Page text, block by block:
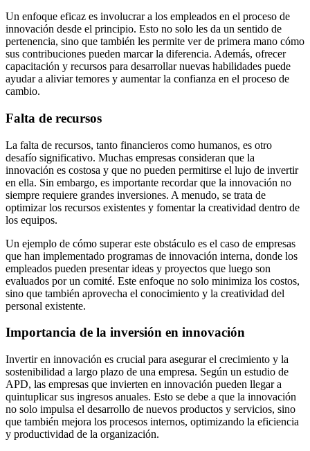
Un enfoque eficaz es involucrar a los empleados en el proceso de
innovación desde el principio. Esto no solo les da un sentido de
pertenencia, sino que también les permite ver de primera mano cómo
sus contribuciones pueden marcar la diferencia. Además, ofrecer
capacitación y recursos para desarrollar nuevas habilidades puede
ayudar a aliviar temores y aumentar la confianza en el proceso de
cambio.
Falta de recursos
La falta de recursos, tanto financieros como humanos, es otro
desafío significativo. Muchas empresas consideran que la
innovación es costosa y que no pueden permitirse el lujo de invertir
en ella. Sin embargo, es importante recordar que la innovación no
siempre requiere grandes inversiones. A menudo, se trata de
optimizar los recursos existentes y fomentar la creatividad dentro de
los equipos.
Un ejemplo de cómo superar este obstáculo es el caso de empresas
que han implementado programas de innovación interna, donde los
empleados pueden presentar ideas y proyectos que luego son
evaluados por un comité. Este enfoque no solo minimiza los costos,
sino que también aprovecha el conocimiento y la creatividad del
personal existente.
Importancia de la inversión en innovación
Invertir en innovación es crucial para asegurar el crecimiento y la
sostenibilidad a largo plazo de una empresa. Según un estudio de
APD, las empresas que invierten en innovación pueden llegar a
quintuplicar sus ingresos anuales. Esto se debe a que la innovación
no solo impulsa el desarrollo de nuevos productos y servicios, sino
que también mejora los procesos internos, optimizando la eficiencia
y productividad de la organización.